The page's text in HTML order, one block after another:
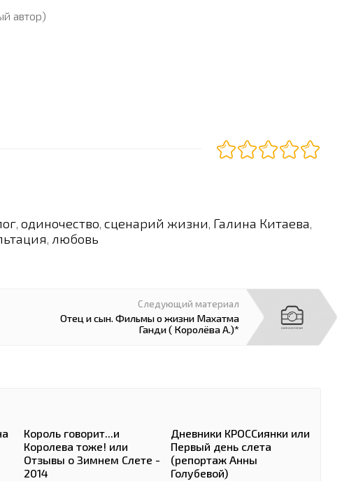
автор)
одиночество сценарий жизни Галина Китаева
любовь
Следующий материал
Отец и сын. Фильмы о жизни Махатма
Ганди ( Королёва А.)*
Король говорит...и
Королева тоже! или
Отзывы о Зимнем Слете -
2014
Дневники КРОССиянки или
Первый день слета
(репортаж Анны
Голубевой)